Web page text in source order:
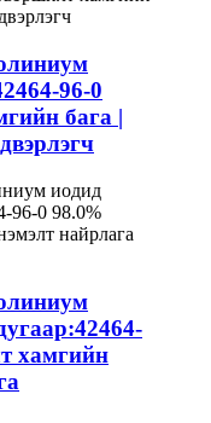
96-0
бага |
хамгийн